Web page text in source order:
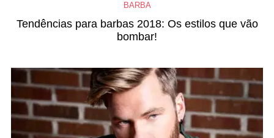
BARBA
Tendências para barbas 2018: Os estilos que vão
bombar!